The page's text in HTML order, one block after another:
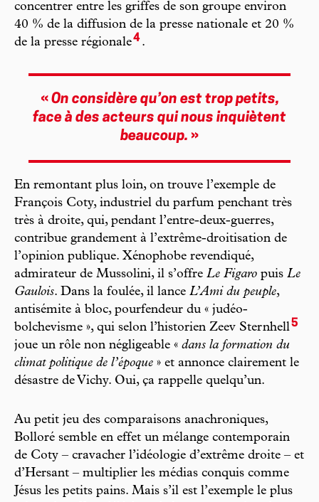
concentrer entre les griffes de son groupe environ
40 % de la diffusion de la presse nationale et 20 %
de la presse régionale4.
« On considère qu’on est trop petits,
face à des acteurs qui nous inquiètent
beaucoup. »
En remontant plus loin, on trouve l’exemple de
François Coty, industriel du parfum penchant très
très à droite, qui, pendant l’entre-deux-guerres,
contribue grandement à l’extrême-droitisation de
l’opinion publique. Xénophobe revendiqué,
admirateur de Mussolini, il s’offre Le Figaro puis Le
Gaulois. Dans la foulée, il lance L’Ami du peuple,
antisémite à bloc, pourfendeur du « judéo-
bolchevisme », qui selon l’historien Zeev Sternhell5
joue un rôle non négligeable « dans la formation du
climat politique de l’époque » et annonce clairement le
désastre de Vichy. Oui, ça rappelle quelqu’un.
Au petit jeu des comparaisons anachroniques,
Bolloré semble en effet un mélange contemporain
de Coty – cravacher l’idéologie d’extrême droite – et
d’Hersant – multiplier les médias conquis comme
Jésus les petits pains. Mais s’il est l’exemple le plus